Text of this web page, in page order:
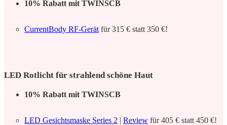
10% Rabatt mit TWINSCB
CurrentBody RF-Gerätfür 315 € statt 350 €!
LED Rotlicht für strahlend schöne Haut
10% Rabatt mit TWINSCB
LED Gesichtsmaske Series 2 | Review für 405 € statt 450 €!